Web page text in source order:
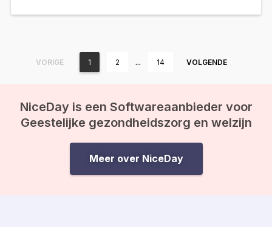
VORIGE 1 2 … 14 VOLGENDE
NiceDay is een Softwareaanbieder voor
Geestelijke gezondheidszorg en welzijn
Meer over NiceDay